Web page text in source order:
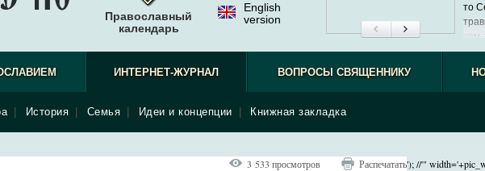
Православный
календарь
English
version
то
ИНТЕРНЕТ-ЖУРНАЛ
История Семья Идеи и концепции Книжная закладка
ВОПРОСЫ СВЯЩЕННИКУ
3 533 просмотров Распечатать'); //'"